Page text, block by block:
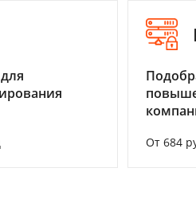
От 684